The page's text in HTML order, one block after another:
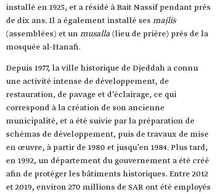
installé en 1925, et a résidé à Bait Nassif pendant près
de dix ans. Il a également installé ses majlis
(assemblées) et unmusalla (lieu de prière) près de la
mosquée al-Hanafi.
Depuis 1977, la ville historique de Djeddah a connu
une activité intense de développement, de
restauration, de pavage et d’éclairage, ce qui
correspond à la création de son ancienne
municipalité, et a été suivie par la préparation de
schémas de développement, puis de travaux de mise
en œuvre, à partir de 1980 et jusqu’en 1984. Plus tard,
en 1992, un département du gouvernement a été créé
afin de protéger les bâtiments historiques. Entre 2012
et 2019, environ 270 millions de SAR ont été employés